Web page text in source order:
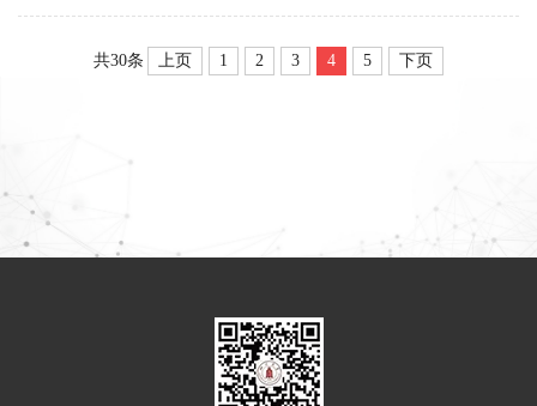
[2005]115号），经学校...
共30条 上页 1 2 3 4 5 下页